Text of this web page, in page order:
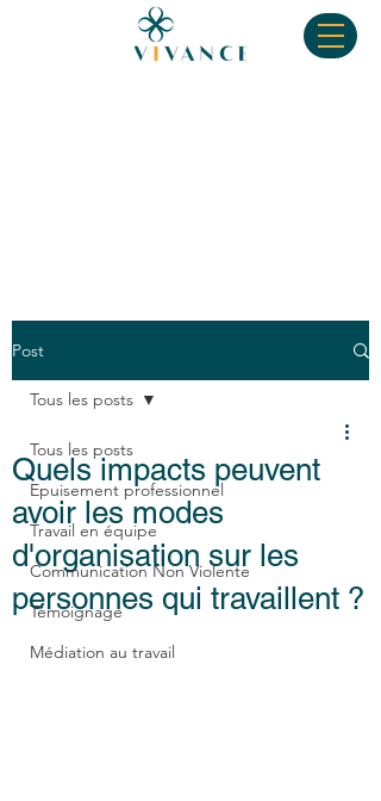
Post
Tous les posts
Epuisement professionnel
Travail en équipe
Communication Non Violente
Témoignage
Médiation au travail
Tous les posts
Quels impacts peuvent
avoir les modes
d'organisation sur les
personnes qui travaillent ?